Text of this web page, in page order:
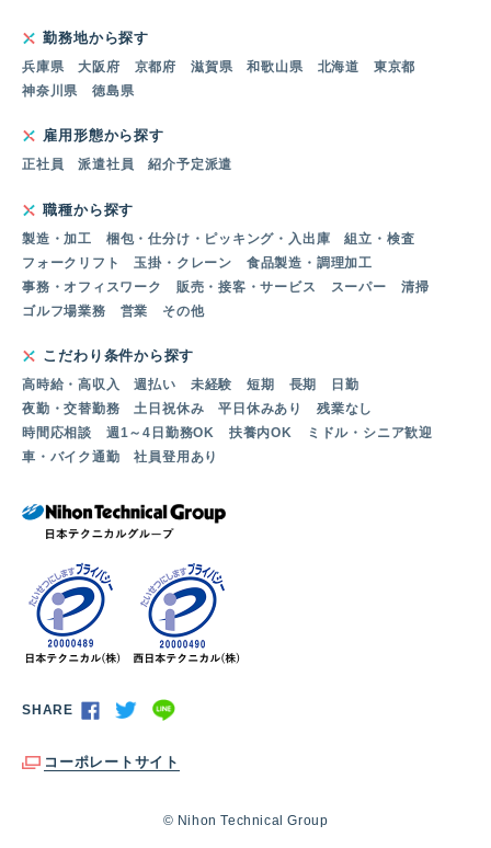
SHARE
コーポレートサイト
© Nihon Technical Group
勤務地から探す
兵庫県 大阪府 京都府 滋賀県 和歌山県 北海道
東京都
神奈川県
徳島県
雇用形態から探す
正社員 派遣社員 紹介予定派遣
職種から探す
製造・加工 梱包・仕分け・ピッキング・入出庫
組立・検査
フォークリフト
玉掛・クレーン
食品製造・調理加工
事務・オフィスワーク
販売・接客・サービス スーパー
清掃
ゴルフ場業務
営業 その他
こだわり条件から探す
高時給・高収入 週払い 未経験 短期 長期
日勤
夜勤・交替勤務
土日祝休み 平日休みあり
残業なし
時間応相談
週1～4日勤務OK 扶養内OK
ミドル・シニア歓迎
車・バイク通勤
社員登用あり